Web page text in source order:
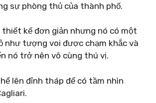
sự phòng thủ của thành phố.
thiết kế đơn giản nhưng nó có một
như tượng voi được chạm khắc và
nó trở nên vô cùng thú vị.
lên đỉnh tháp để có tầm nhìn